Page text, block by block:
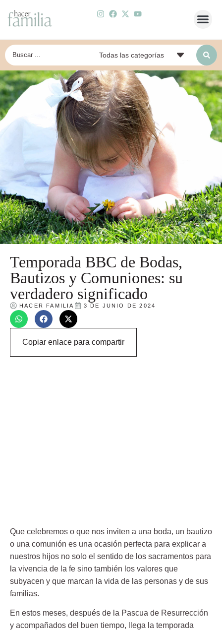
Temporada BBC de Bodas,
Bautizos y Comuniones: su
verdadero significado
HACER FAMILIA 3 DE JUNIO DE 2024
Copiar enlace para compartir
Que celebremos o que nos inviten a una boda, un bautizo
o una comunión es una ocasión perfecta para explicar a
nuestros hijos no solo el sentido de los sacramentos para
la vivencia de la fe sino también los valores que
subyacen y que marcan la vida de las personas y de sus
familias.
En estos meses, después de la Pascua de Resurrección
y acompañados del buen tiempo,
llega la temporada